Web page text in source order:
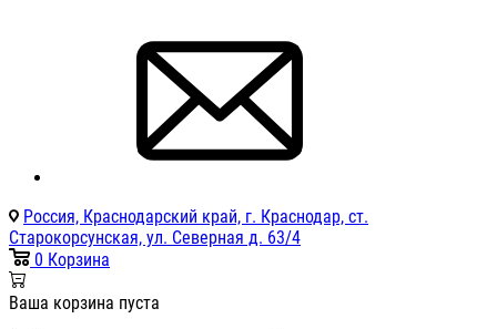
Россия, Краснодарский край, г. Краснодар, ст.
Старокорсунская, ул. Северная д. 63/4
0 Корзина
Ваша корзина пуста